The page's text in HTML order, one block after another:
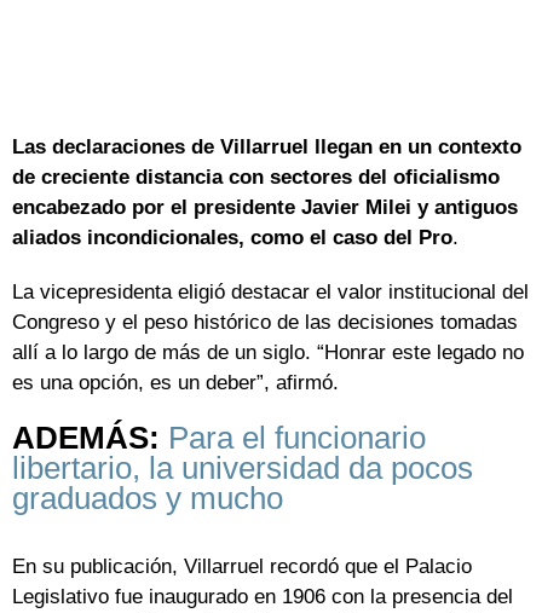
Las declaraciones de Villarruel llegan en un contexto
de creciente distancia con sectores del oficialismo
encabezado por el presidente Javier Milei y antiguos
aliados incondicionales, como el caso del Pro.
La vicepresidenta eligió destacar el valor institucional del
Congreso y el peso histórico de las decisiones tomadas
allí a lo largo de más de un siglo. “Honrar este legado no
es una opción, es un deber”, afirmó.
ADEMÁS: Para el funcionario
libertario, la universidad da pocos
graduados y mucho
En su publicación, Villarruel recordó que el Palacio
Legislativo fue inaugurado en 1906 con la presencia del